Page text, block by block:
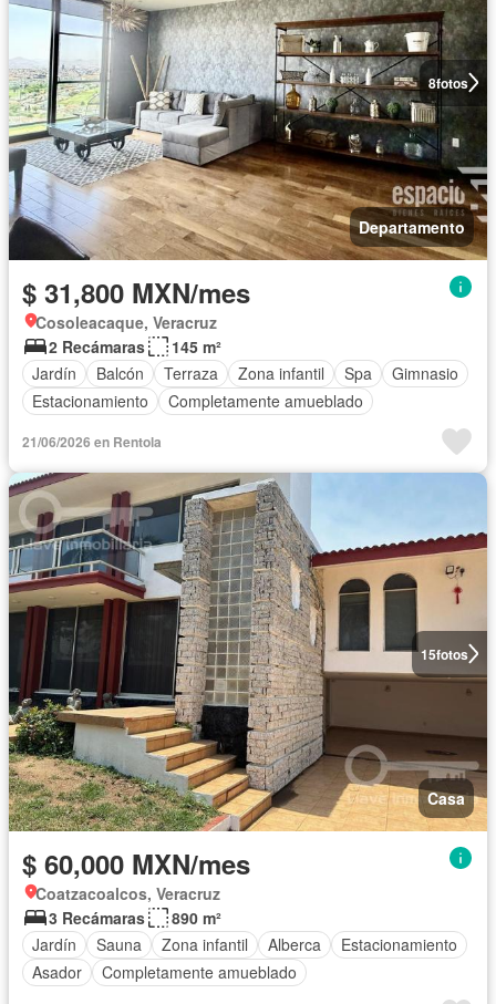
8fotos
Departamento
$ 31,800 MXN/mes
Cosoleacaque, Veracruz
2 Recámaras
145 m²
Jardín
Balcón Terraza Zona infantil Spa
Gimnasio
Estacionamiento
Completamente amueblado
21/06/2026 en Rentola
15fotos
Casa
$ 60,000 MXN/mes
Coatzacoalcos, Veracruz
3 Recámaras
890 m²
Jardín
Sauna Zona infantil Alberca
Estacionamiento
Asador
Completamente amueblado